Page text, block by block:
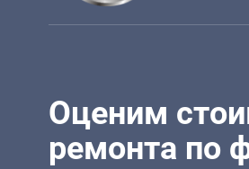
Оценим
ремонта по